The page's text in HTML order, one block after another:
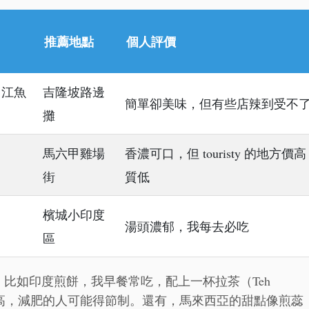
推薦地點 個人評價
魚
吉隆坡路邊
攤
簡單卻美味，但有些店辣到受不
馬六甲雞場
街
香濃可口，但 touristy 的地方價高
質低
檳城小印度
區
湯頭濃郁，我每去必吃
如印度煎餅，我早餐常吃，配上一杯拉茶（Teh
減肥的人可能得節制。還有，馬來西亞的甜點像煎蕊